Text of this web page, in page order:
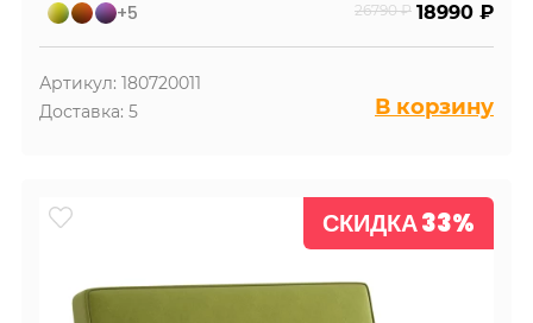
+5 26790 ₽ 18990 ₽
Артикул: 180720011
Доставка: 5
В корзину
СКИДКА 33%